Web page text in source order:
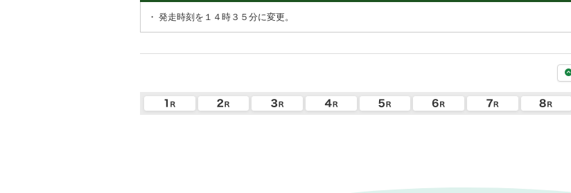
・ 発走時刻を１４時３５分に変更。